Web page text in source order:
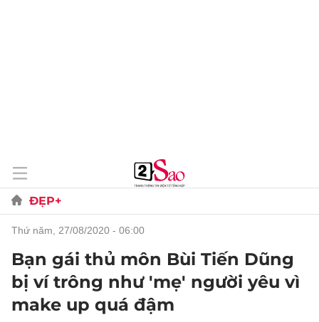
ĐẸP+
thứ năm, 27/08/2020 - 06:00
Bạn gái thủ môn Bùi Tiến Dũng
bị ví trông như 'mẹ' người yêu vì
make up quá đậm